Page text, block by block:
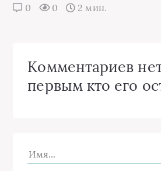
0 0 2 мин.
Комментариев
первым кто его